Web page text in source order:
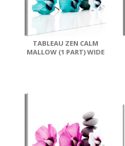
TABLEAU ZEN CALM
MALLOW (1 PART) WIDE